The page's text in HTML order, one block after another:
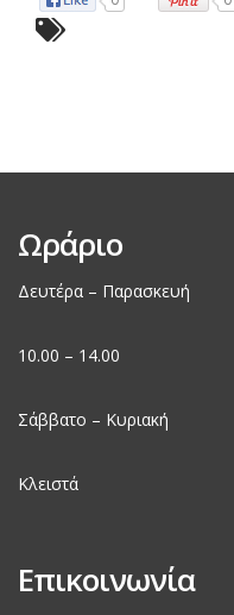
Ωράριο
Δευτέρα – Παρασκευή
10.00 – 14.00
Σάββατο – Κυριακή
Κλειστά
Επικοινωνία